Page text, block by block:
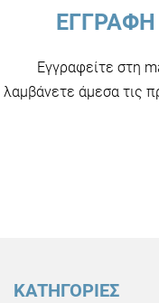
ΕΓΓΡΑΦΗ
Εγγραφείτε στη
λαμβάνετε άμεσα τις
ΚΑΤΗΓΟΡΙΕΣ